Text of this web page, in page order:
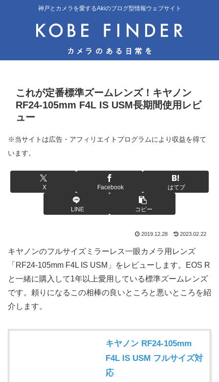
神戸とカメラを愛するAkiのブログ型情報ウェブサイト
これが定番標準ズームレンズ！キヤノン
RF24-105mm F4L IS USM長期間使用レビ
ュー
※当サイトは広告・アフィリエイトプログラムにより収益を得て
います。
X Facebook はてブ
LINE コピー
2019.12.28 2023.02.22
キヤノンのフルサイズミラーレス一眼カメラ用レンズ
「RF24-105mm F4L IS USM」をレビューします。EOS R
と一緒に購入して1年以上愛用している標準ズームレンズ
です。頼りになるこの相棒の良いところと悪いところを紹
介します。
キヤノン RF24-105mm
F4L IS USM フルサイズ対
応